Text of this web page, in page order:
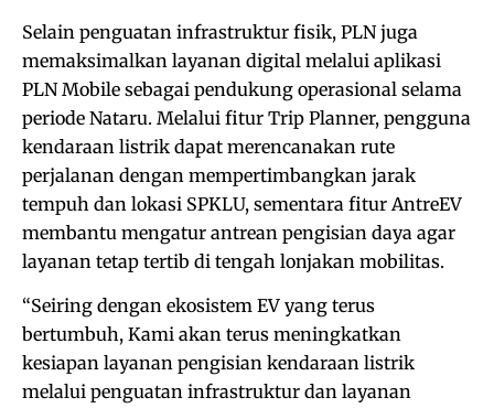
Selain penguatan infrastruktur fisik, PLN juga
memaksimalkan layanan digital melalui aplikasi
PLN Mobile sebagai pendukung operasional selama
periode Nataru. Melalui fitur Trip Planner, pengguna
kendaraan listrik dapat merencanakan rute
perjalanan dengan mempertimbangkan jarak
tempuh dan lokasi SPKLU, sementara fitur AntreEV
membantu mengatur antrean pengisian daya agar
layanan tetap tertib di tengah lonjakan mobilitas.
“Seiring dengan ekosistem EV yang terus
bertumbuh, Kami akan terus meningkatkan
kesiapan layanan pengisian kendaraan listrik
melalui penguatan infrastruktur dan layanan